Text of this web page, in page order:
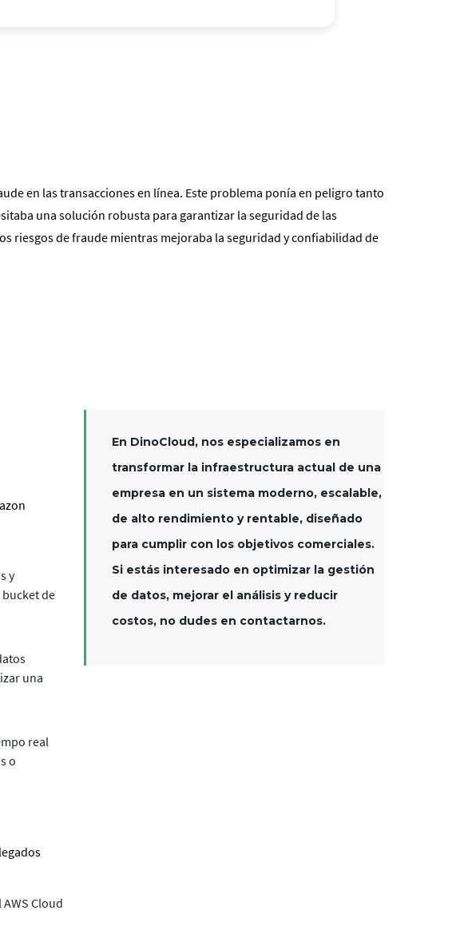
en las transacciones en línea. Este problema ponía en peligro tanto
una solución robusta para garantizar la seguridad de las
riesgos de fraude mientras mejoraba la seguridad y confiabilidad de
y
de
una
real
o
Cloud
En DinoCloud, nos especializamos en
transformar la infraestructura actual de una
empresa en un sistema moderno, escalable,
de alto rendimiento y rentable, diseñado
para cumplir con los objetivos comerciales.
Si estás interesado en optimizar la gestión
de datos, mejorar el análisis y reducir
costos, no dudes en contactarnos.